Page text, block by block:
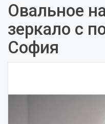
Овальное
зеркало с
София